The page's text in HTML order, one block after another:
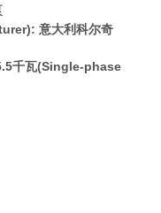
意大利科尔奇
千瓦(Single-phase